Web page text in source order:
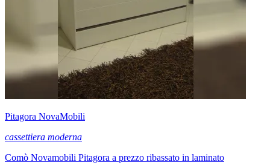
Pitagora NovaMobili
cassettiera moderna
Comò Novamobili Pitagora a prezzo ribassato in laminato